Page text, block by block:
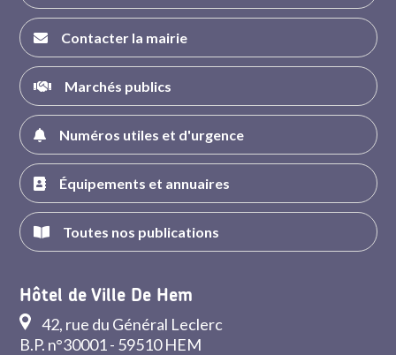
Contacter la mairie
Marchés publics
Numéros utiles et d'urgence
Équipements et annuaires
Toutes nos publications
Hôtel de Ville De Hem
42, rue du Général Leclerc
B.P. n°30001 - 59510 HEM